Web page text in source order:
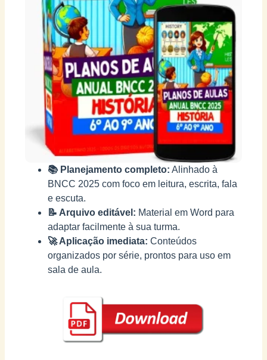
📚 Planejamento completo: Alinhado à
BNCC 2025 com foco em leitura, escrita, fala
e escuta.
📝 Arquivo editável: Material em Word para
adaptar facilmente à sua turma.
🚀 Aplicação imediata: Conteúdos
organizados por série, prontos para uso em
sala de aula.